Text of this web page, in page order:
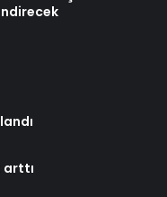
arttı